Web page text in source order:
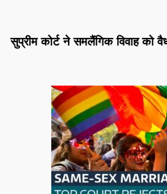
सुप्रीम कोर्ट ने समलैंगिक विवाह को